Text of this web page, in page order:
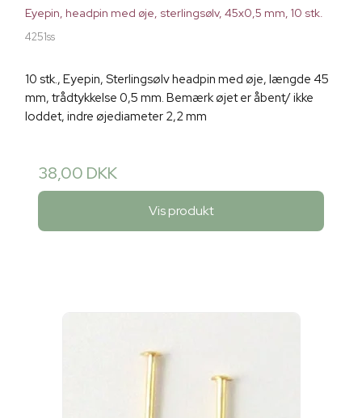
Eyepin, headpin med øje, sterlingsølv, 45x0,5 mm, 10 stk.
4251ss
10 stk., Eyepin, Sterlingsølv headpin med øje, længde 45
mm, trådtykkelse 0,5 mm. Bemærk øjet er åbent/ ikke
loddet, indre øjediameter 2,2 mm
38,00 DKK
Vis produkt